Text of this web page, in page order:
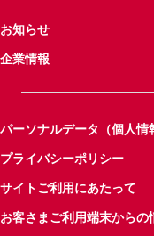
お知らせ
企業情報
パーソナルデータ（個人情
プライバシーポリシー
サイトご利用にあたって
お客さまご利用端末からの